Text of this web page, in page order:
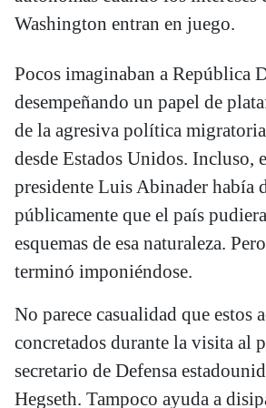
Washington entran en juego.
Pocos imaginaban a República
desempeñando un papel de
de la agresiva política
desde Estados Unidos. Incluso,
presidente Luis Abinader había
públicamente que el país
esquemas de esa naturaleza.
terminó imponiéndose.
No parece casualidad que estos
concretados durante la visita al
secretario de Defensa
Hegseth. Tampoco ayuda a